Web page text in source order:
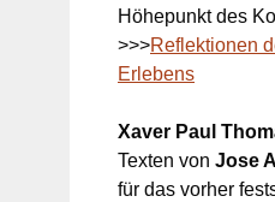
Höhepunkt des
>>>Reflektionen
Erlebens
Xaver Paul
Texten von Jose
für das vorher